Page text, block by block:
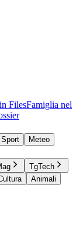
FilesFamiglia nel
Sport
Meteo
TgTech
Animali